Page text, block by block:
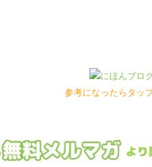
参考になったらタッ